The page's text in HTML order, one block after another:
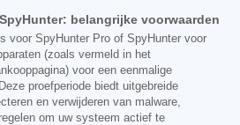
belangrijke voorwaarden
voor SpyHunter Pro of SpyHunter voor
(zoals vermeld in het
voor een eenmalige
proefperiode biedt uitgebreide
en verwijderen van malware,
om uw systeem actief te